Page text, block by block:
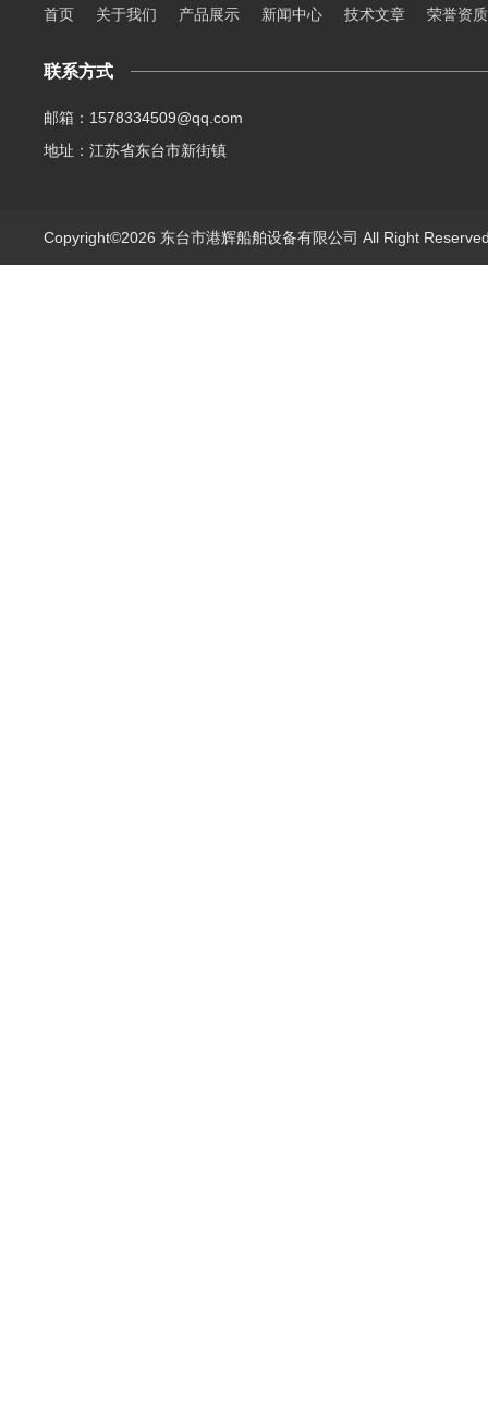
首页 关于我们 产品展示 新闻中心 技术文章 荣誉资质
联系方式
邮箱：1578334509@qq.com
地址：江苏省东台市新街镇
Copyright©2026 东台市港辉船舶设备有限公司 All Right